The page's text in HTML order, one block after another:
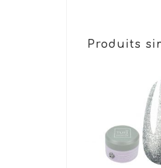
Produits